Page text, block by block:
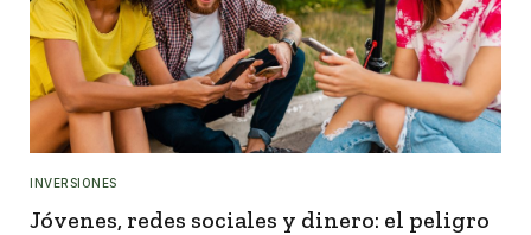
INVERSIONES
Jóvenes, redes sociales y dinero: el peligro